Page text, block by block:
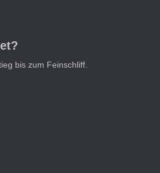
bis zum Feinschliff.